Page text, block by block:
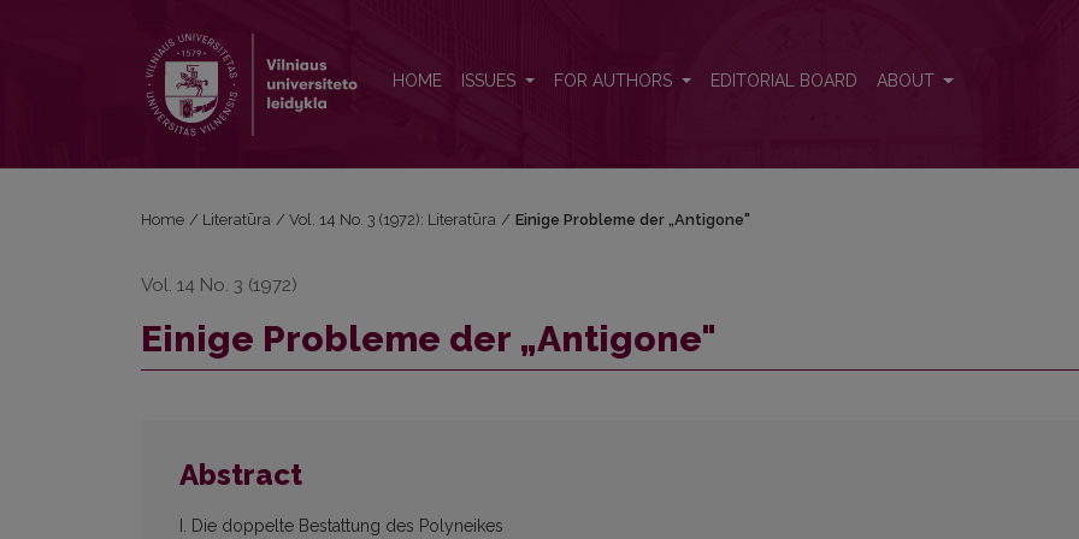
HOME ISSUES FOR AUTHORS EDITORIAL BOARD ABOUT
Home / Literatūra / Vol. 14 No. 3 (1972): Literatūra / Einige Probleme der „Antigone"
Vol. 14 No. 3 (1972)
Einige Probleme der „Antigone"
Abstract
I. Die doppelte Bestattung des Polyneikes